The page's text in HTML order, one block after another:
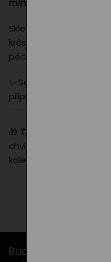
minuty
Sklenička kvalitního
krásně doplní šálek
péče.
✨ Set je zabalen do
připraven rovnou k
🎁 Tip na dárek:
chvilku relaxu, obzvlášť
kolegy, obchodní
Buďte v obraze s